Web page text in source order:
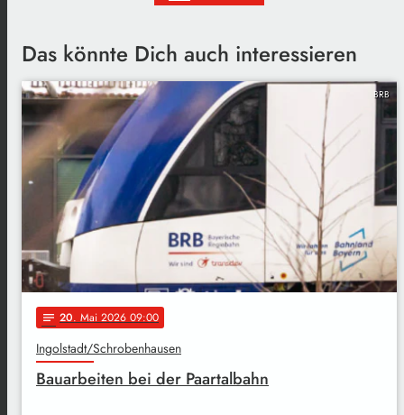
Das könnte Dich auch interessieren
BRB
notes 20. Mai 2026 09:00
Ingolstadt/Schrobenhausen
Bauarbeiten bei der Paartalbahn